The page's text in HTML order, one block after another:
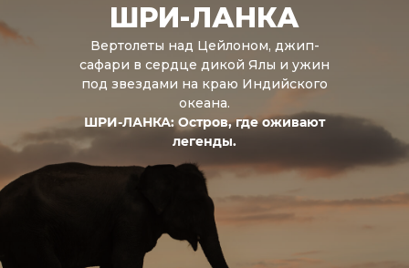
ШРИ-ЛАНКА
Вертолеты над Цейлоном, джип-
сафари в сердце дикой Ялы и ужин
под звездами на краю Индийского
океана.
ШРИ-ЛАНКА: Остров, где оживают
легенды.